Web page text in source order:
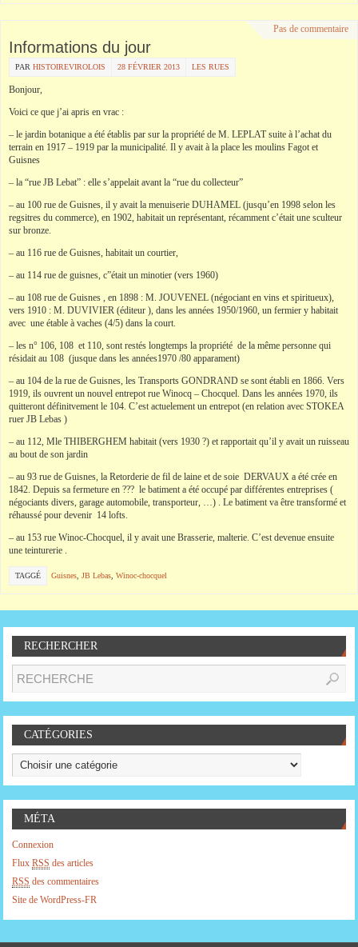
Pas de commentaire
Informations du jour
PAR HISTOIREVIROLOIS 28 FÉVRIER 2013 LES RUES
Bonjour,
Voici ce que j’ai apris en vrac :
– le jardin botanique a été établis par sur la propriété de M. LEPLAT suite à l’achat du
terrain en 1917 – 1919 par la municipalité. Il y avait à la place les moulins Fagot et
Guisnes
– la “rue JB Lebat” : elle s’appelait avant la “rue du collecteur”
– au 100 rue de Guisnes, il y avait la menuiserie DUHAMEL (jusqu’en 1998 selon les
regsitres du commerce), en 1902, habitait un représentant, récamment c’était une sculteur
sur bronze.
– au 116 rue de Guisnes, habitait un courtier,
– au 114 rue de guisnes, c”était un minotier (vers 1960)
– au 108 rue de Guisnes , en 1898 : M. JOUVENEL (négociant en vins et spiritueux),
vers 1910 : M. DUVIVIER (éditeur ), dans les années 1950/1960, un fermier y habitait
avec une étable à vaches (4/5) dans la court.
– les n° 106, 108 et 110, sont restés longtemps la propriété de la même personne qui
résidait au 108 (jusque dans les années1970 /80 apparament)
– au 104 de la rue de Guisnes, les Transports GONDRAND se sont établi en 1866. Vers
1919, ils ouvrent un nouvel entrepot rue Winocq – Chocquel. Dans les années 1970, ils
quitteront définitvement le 104. C’est actuelement un entrepot (en relation avec STOKEA
ruer JB Lebas )
– au 112, Mle THIBERGHEM habitait (vers 1930 ?) et rapportait qu’il y avait un ruisseau
au bout de son jardin
– au 93 rue de Guisnes, la Retorderie de fil de laine et de soie DERVAUX a été crée en
1842. Depuis sa fermeture en ??? le batiment a été occupé par différentes entreprises (
négociants divers, garage automobile, transporteur, …) . Le batiment va être transformé et
réhaussé pour devenir 14 lofts.
– au 153 rue Winoc-Chocquel, il y avait une Brasserie, malterie. C’est devenue ensuite
une teinturerie .
TAGGÉ Guisnes, JB Lebas, Winoc-chocquel
RECHERCHER
CATÉGORIES
MÉTA
Connexion
FluxRSS des articles
RSS des commentaires
Site de WordPress-FR